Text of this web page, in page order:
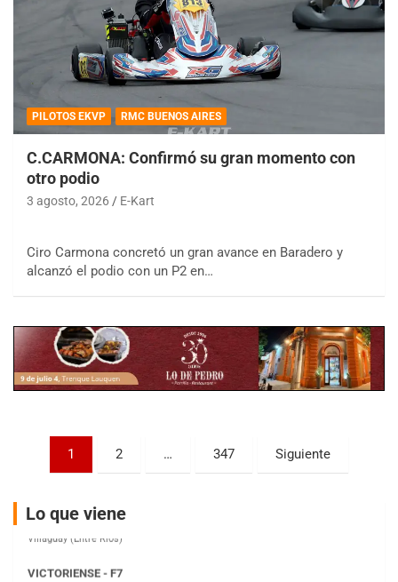
PILOTOS EKVP RMC BUENOS AIRES
C.CARMONA: Confirmó su gran momento con
otro podio
3 agosto, 2026 E-Kart
Ciro Carmona concretó un gran avance en Baradero y
alcanzó el podio con un P2 en…
Paginación
entradas
1 2 … 347 Siguiente
Lo que viene
08/09-AGO
KDO - F6
Ciudad de Trenque Lauquen (Asfalto)
Trenque Lauquen (Buenos Aires)
Parque de la Velocidad (Asfalto)
Villaguay (Entre Ríos)
El Cerro (Tierra)
Victoria (Entre Ríos)
Moto Club Reginense (Tierra)